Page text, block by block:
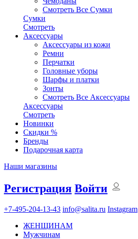
Смотреть Все Сумки
Сумки
Смотреть
Аксессуары
Аксессуары из кожи
Ремни
Перчатки
Головные уборы
Шарфы и платки
Зонты
Смотреть Все Аксессуары
Аксессуары
Смотреть
Новинки
Скидки %
Бренды
Подарочная карта
Наши магазины
Регистрация Войти
+7-495-204-13-43 info@salita.ru Instagram
ЖЕНЩИНАМ
Мужчинам